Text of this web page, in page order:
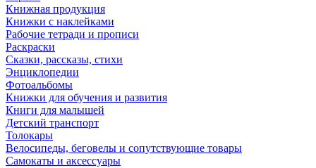
Книжная продукция
Книжки с наклейками
Рабочие тетради и прописи
Раскраски
Сказки, рассказы, стихи
Энциклопедии
Фотоальбомы
Книжки для обучения и развития
Книги для малышей
Детский транспорт
Толокары
Велосипеды, беговелы и сопутствующие товары
Самокаты и аксессуары